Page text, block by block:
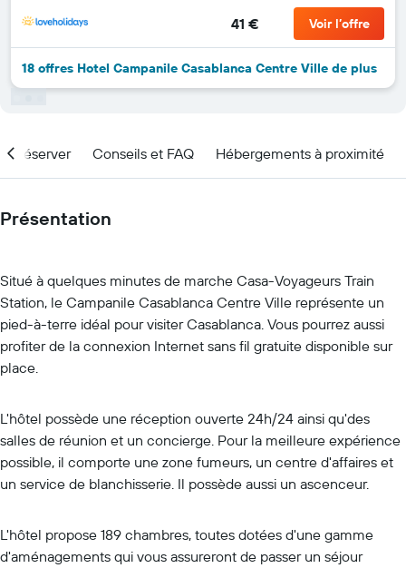
41 € Voir l’offre
18 offres Hotel Campanile Casablanca Centre Ville de plus
réserver Conseils et FAQ Hébergements à proximité
Présentation
Situé à quelques minutes de marche Casa-Voyageurs Train
Station, le Campanile Casablanca Centre Ville représente un
pied-à-terre idéal pour visiter Casablanca. Vous pourrez aussi
profiter de la connexion Internet sans fil gratuite disponible sur
place.
L'hôtel possède une réception ouverte 24h/24 ainsi qu'des
salles de réunion et un concierge. Pour la meilleure expérience
possible, il comporte une zone fumeurs, un centre d'affaires et
un service de blanchisserie. Il possède aussi un ascenceur.
L'hôtel propose 189 chambres, toutes dotées d'une gamme
d'aménagements qui vous assureront de passer un séjour